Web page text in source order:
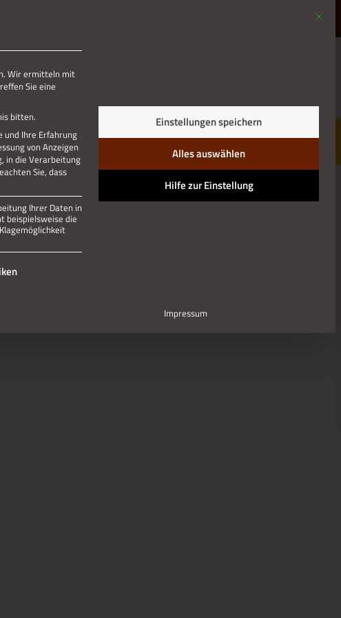
Jetzt teilen
Mit
Wir ermitteln mit
Sie eine
bitten.
und Ihre Erfahrung
von Anzeigen
in die Verarbeitung
Sie, dass
Ihrer Daten in
beispielsweise die
und kann nicht abgewählt werden.
Einstellungen speichern
Alles auswählen
Hilfe zur Einstellung
Impressum